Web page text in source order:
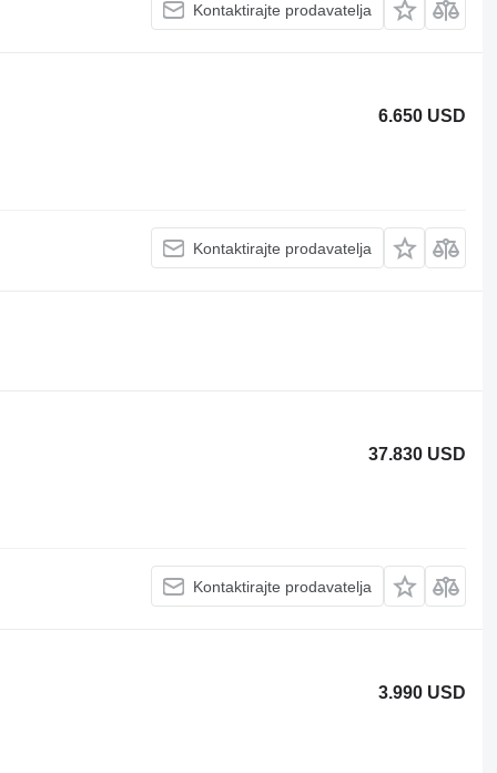
Kontaktirajte prodavatelja
6.650 USD
Kontaktirajte prodavatelja
37.830 USD
Kontaktirajte prodavatelja
3.990 USD